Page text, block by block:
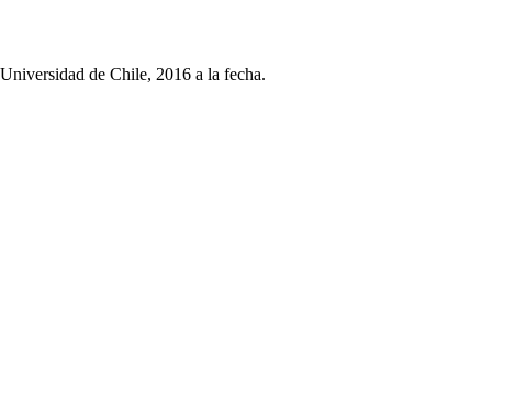
de Chile, 2016 a la fecha.